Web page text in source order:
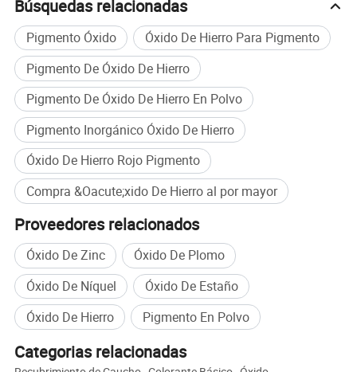
Búsquedas relacionadas
Pigmento Óxido
Óxido De Hierro Para Pigmento
Pigmento De Óxido De Hierro
Pigmento De Óxido De Hierro En Polvo
Pigmento Inorgánico Óxido De Hierro
Óxido De Hierro Rojo Pigmento
Compra &Oacute;xido De Hierro al por mayor
Proveedores relacionados
Óxido De Zinc
Óxido De Plomo
Óxido De Níquel
Óxido De Estaño
Óxido De Hierro
Pigmento En Polvo
Categorias relacionadas